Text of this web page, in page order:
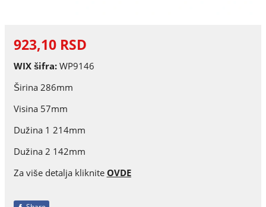
923,10 RSD
WIX šifra:WP9146
Širina 286mm
Visina 57mm
Dužina 1 214mm
Dužina 2 142mm
Za više detalja kliknite OVDE